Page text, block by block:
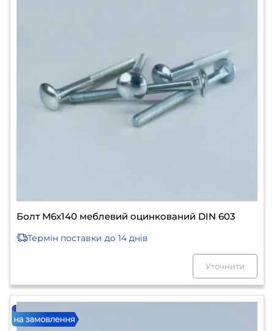
Болт М6х140 меблевий оцинкований DIN 603
Термін поставки до 14 днів
Уточнити